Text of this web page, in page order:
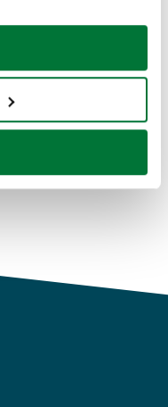
ubicación geográfica
activamente
(huellas
se procesan sus
sitio web con
publicidad y análisis